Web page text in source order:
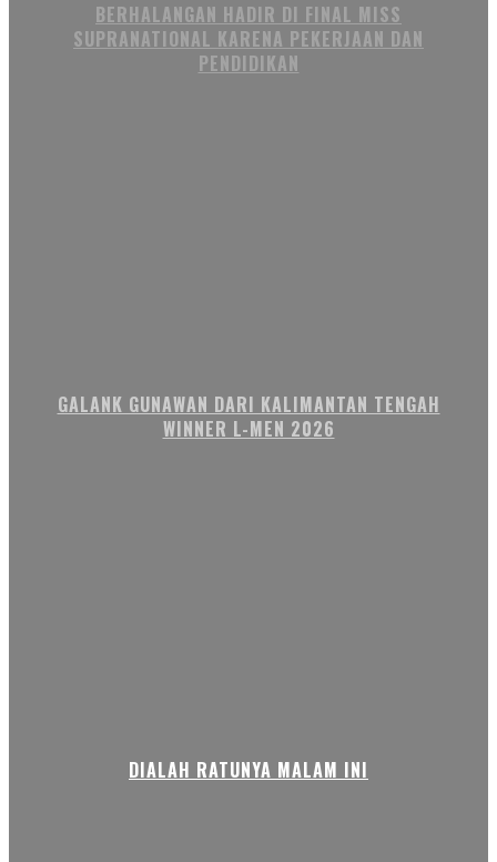
BERHALANGAN HADIR DI FINAL MISS
SUPRANATIONAL KARENA PEKERJAAN DAN
PENDIDIKAN
GALANK GUNAWAN DARI KALIMANTAN TENGAH
WINNER L-MEN 2026
DIALAH RATUNYA MALAM INI